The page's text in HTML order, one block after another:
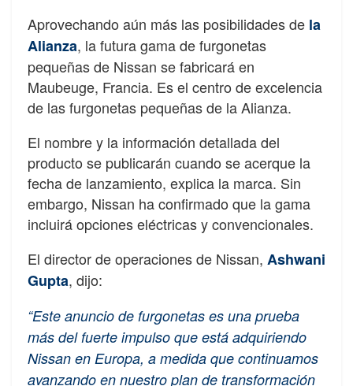
Aprovechando aún más las posibilidades de la
Alianza, la futura gama de furgonetas
pequeñas de Nissan se fabricará en
Maubeuge, Francia. Es el centro de excelencia
de las furgonetas pequeñas de la Alianza.
El nombre y la información detallada del
producto se publicarán cuando se acerque la
fecha de lanzamiento, explica la marca. Sin
embargo, Nissan ha confirmado que la gama
incluirá opciones eléctricas y convencionales.
El director de operaciones de Nissan, Ashwani
Gupta, dijo:
“Este anuncio de furgonetas es una prueba
más del fuerte impulso que está adquiriendo
Nissan en Europa, a medida que continuamos
avanzando en nuestro plan de transformación